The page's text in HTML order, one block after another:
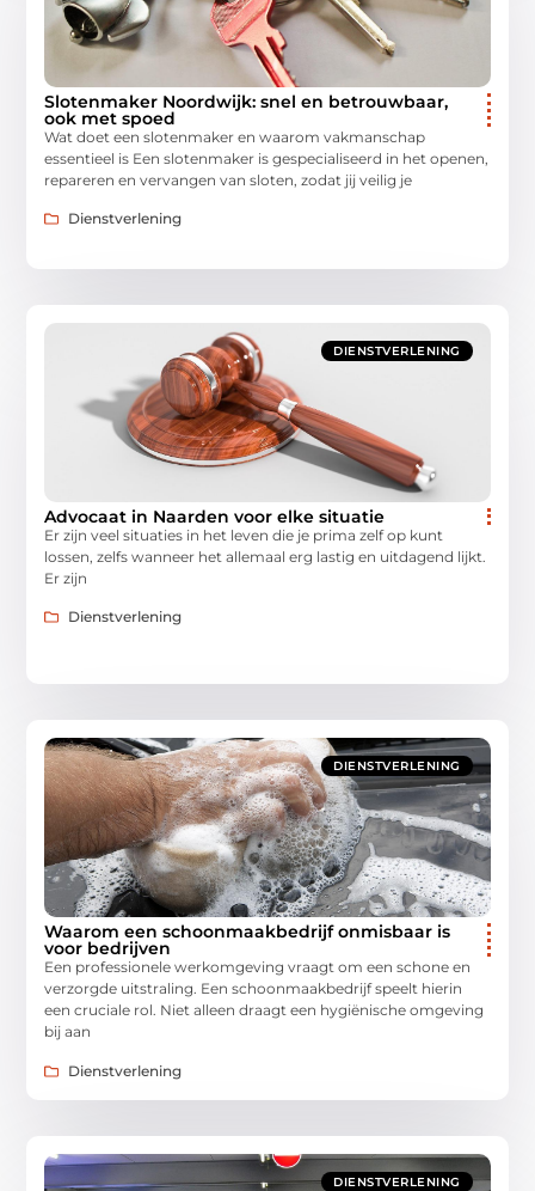
Slotenmaker Noordwijk: snel en betrouwbaar,
ook met spoed
Wat doet een slotenmaker en waarom vakmanschap
essentieel is Een slotenmaker is gespecialiseerd in het openen,
repareren en vervangen van sloten, zodat jij veilig je
Dienstverlening
DIENSTVERLENING
Advocaat in Naarden voor elke situatie
Er zijn veel situaties in het leven die je prima zelf op kunt
lossen, zelfs wanneer het allemaal erg lastig en uitdagend lijkt.
Er zijn
Dienstverlening
DIENSTVERLENING
Waarom een schoonmaakbedrijf onmisbaar is
voor bedrijven
Een professionele werkomgeving vraagt om een schone en
verzorgde uitstraling. Een schoonmaakbedrijf speelt hierin
een cruciale rol. Niet alleen draagt een hygiënische omgeving
bij aan
Dienstverlening
DIENSTVERLENING